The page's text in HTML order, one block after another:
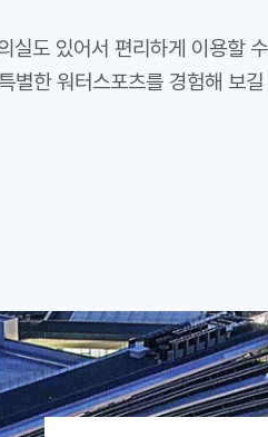
실도 있어서 편리하게 이용할
별한 워터스포츠를 경험해 보